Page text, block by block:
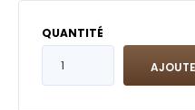
QUANTITÉ